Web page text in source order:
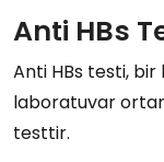
Anti HBs
Anti HBs testi, bir
laboratuvar
testtir.